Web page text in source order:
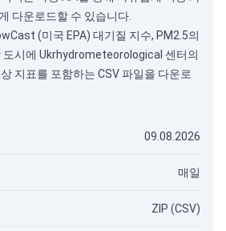
다운로드할 수 있습니다.
(미국 EPA) 대기질 지수, PM2.5의
도시에 Ukrhydrometeorological 센터의
지표를 포함하는 CSV 파일을 다운로
09.08.2026
매일
ZIP (CSV)